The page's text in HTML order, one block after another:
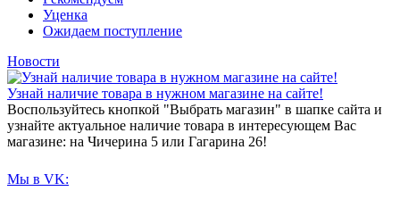
Уценка
Ожидаем поступление
Новости
Узнай наличие товара в нужном магазине на сайте!
Воспользуйтесь кнопкой "Выбрать магазин" в шапке сайта и
узнайте актуальное наличие товара в интересующем Вас
магазине: на Чичерина 5 или Гагарина 26!
Мы в VK: